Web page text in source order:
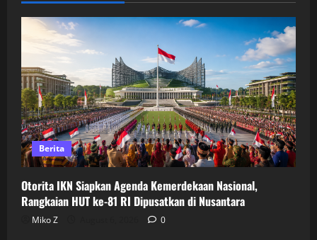
Berita
Otorita IKN Siapkan Agenda Kemerdekaan Nasional,
Rangkaian HUT ke-81 RI Dipusatkan di Nusantara
Miko Z 0